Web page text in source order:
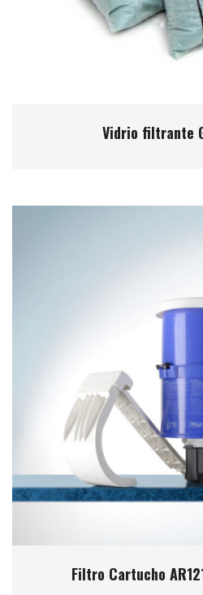
Vidrio filtrante
Filtro Cartucho